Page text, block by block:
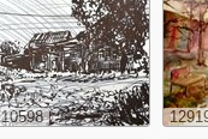
10598